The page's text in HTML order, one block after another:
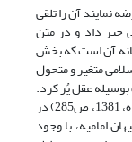
نمایند آن را تلقی
خبر داد و در متن
آن است که بخش
متغیر و متحول
عقل پُر کرد.
(صدر، بی تا، ص47 ؛ مزینانی، 1387، ص4؛ وکیل زاده، 1381، ص285) در
امامیه، با وجود